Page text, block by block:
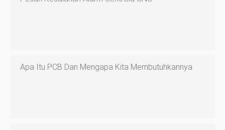
Apa Itu PCB Dan Mengapa Kita Membutuhkannya